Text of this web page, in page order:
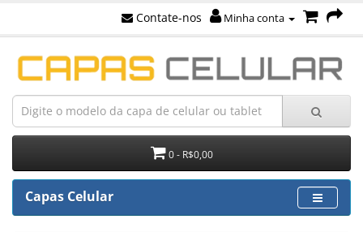
Contate-nos Minha conta
0 - R$0,00
Capas Celular